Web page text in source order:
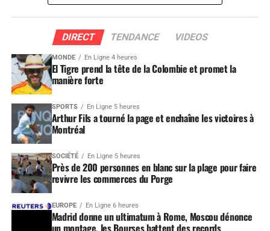
DIRECT TENDANCE VIDEOS
MONDE En Ligne 4 heures
El Tigre prend la tête de la Colombie et promet la
manière forte
SPORTS En Ligne 5 heures
Arthur Fils a tourné la page et enchaîne les victoires à
Montréal
SOCIÉTÉ En Ligne 5 heures
Près de 200 personnes en blanc sur la plage pour faire
revivre les commerces du Porge
EUROPE En Ligne 6 heures
Madrid donne un ultimatum à Rome, Moscou dénonce